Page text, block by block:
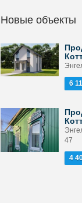
Новые объекты
6
47
4